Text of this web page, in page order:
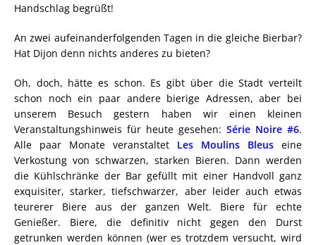
Handschlag begrüßt!
An zwei aufeinanderfolgenden Tagen in die gleiche Bierbar?
Hat Dijon denn nichts anderes zu bieten?
Oh, doch, hätte es schon. Es gibt über die Stadt verteilt
schon noch ein paar andere bierige Adressen, aber bei
unserem Besuch gestern haben wir einen kleinen
Veranstaltungshinweis für heute gesehen: Série Noire #6.
Alle paar Monate veranstaltet Les Moulins Bleus eine
Verkostung von schwarzen, starken Bieren. Dann werden
die Kühlschränke der Bar gefüllt mit einer Handvoll ganz
exquisiter, starker, tiefschwarzer, aber leider auch etwas
teurerer Biere aus der ganzen Welt. Biere für echte
Genießer. Biere, die definitiv nicht gegen den Durst
getrunken werden können (wer es trotzdem versucht, wird